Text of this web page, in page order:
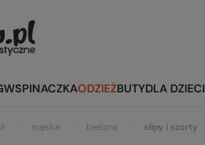
WSPINACZKAODZIEŻBUTYDLA DZIECI
męska bielizna slipy i szorty